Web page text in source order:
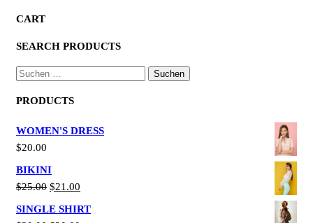
CART
SEARCH PRODUCTS
SUCHEN
PRODUCTS
WOMEN'S DRESS
$20.00
BIKINI
$25.00 URSPRÜNGLICHER
PREIS
WAR:
$21.00
PREIS
SINGLE SHIRT